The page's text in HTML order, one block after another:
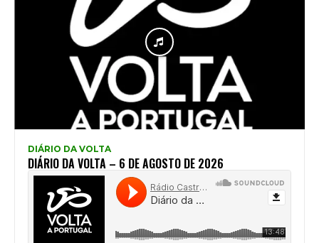
DIÁRIO DA VOLTA
DIÁRIO DA VOLTA – 6 DE AGOSTO DE 2026